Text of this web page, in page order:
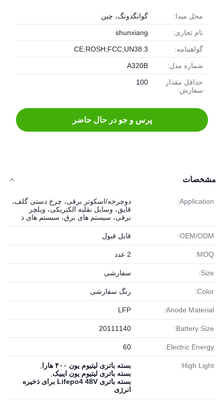
محل مبدا: گوانگدونگ، چین
نام تجاری: shunxiang
گواهینامه: CE;ROSH;FCC;UN38.3
شماره مدل: A320B
حداقل مقدار
سفارش:
100
پرس و جو در حال حاضر
مشخصات
Application:
دوچرخه/اسکوتر برقی، چرخ دستی گلف،
قایق، وسایل نقلیه الکتریکی، ویلچر
برقی، سیستم های برق، سیستم های ذ
OEM/ODM: قابل قبول
MOQ: 2 عدد
Size: سفارشی
Color: رنگ سفارشی
Anode Material:
LFP
Battery Size:
20111140
Electric Energy:
60
High Light: بسته باتری لیتیوم یون ۴۰۰ هارا
بسته باتری لیتیوم یون ایبیک
بسته باتری Lifepo4 48V برای ذخیره
انرژی